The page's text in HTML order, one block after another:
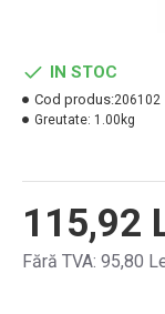
115,92
Fără TVA: 95,80
IN STOC
Cod produs:206102
Greutate: 1.00kg